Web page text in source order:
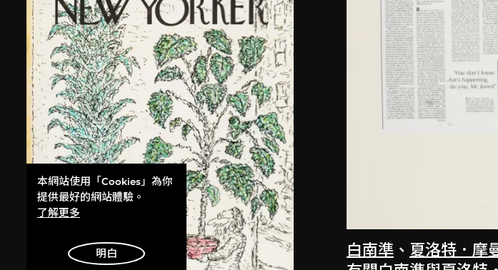
白南準 、 夏洛特．摩
本網站使用「Cookies」為你
提供最好的網站體驗。
了解更多
明白